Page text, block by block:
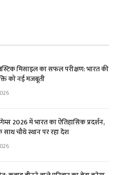
मिसाइल का सफल परीक्षण: भारत की
को नई मजबूती
2026 में भारत का ऐतिहासिक प्रदर्शन,
चौथे स्थान पर रहा देश